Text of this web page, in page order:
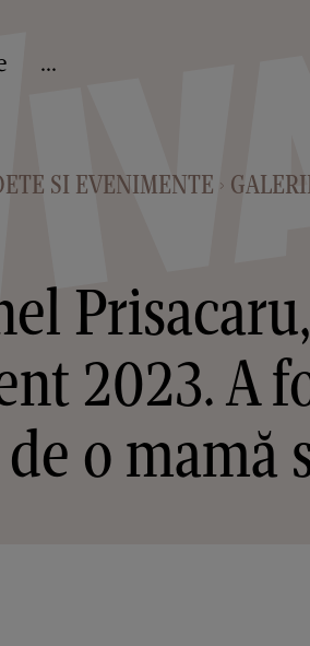
...
SI EVENIMENTE >
2023. A
o mamă